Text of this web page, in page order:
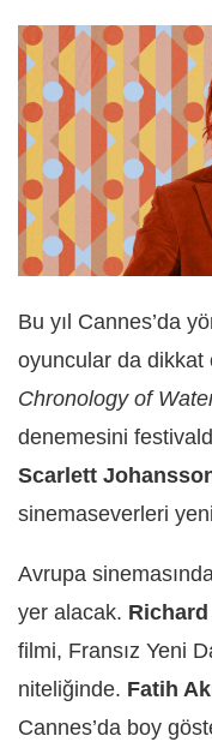
Bu yıl Cannes’da
oyuncular da dikkat
Chronology of
denemesini
Scarlett
sinemaseverleri
Avrupa
yer alacak.
filmi, Fransız Yeni
niteliğinde. Fatih
Cannes’da boy